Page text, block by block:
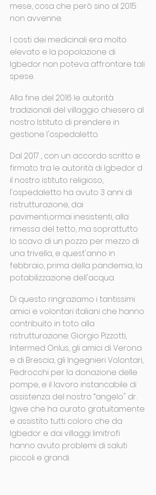
mese, cosa che però sino al 2015
non avvenne.
I costi dei medicinali era molto
elevato e la popolazione di
Igbedor non poteva affrontare tali
spese.
Alla fine del 2016 le autorità
tradizionali del villaggio chiesero al
nostro Istituto di prendere in
gestione l'ospedaletto.
Dal 2017 , con un accordo scritto e
firmato tra le autorità di Igbedor d
il nostro istituto religioso,
l'ospedaletto ha avuto 3 anni di
ristrutturazione, dai
pavimenti,ormai inesistenti, alla
rimessa del tetto, ma soprattutto
lo scavo di un pozzo per mezzo di
una trivella, e quest'anno in
febbraio, prima della pandemia, la
potabilizzazione dell'acqua.
Di questo ringraziamo i tantissimi
amici e volontari italiani che hanno
contribuito in toto alla
ristrutturazione: Giorgio Pizzotti,
Intermed Onlus, gli amici di Verona
e di Brescia, gli Ingegnieri Volontari,
Pedrocchi per la donazione delle
pompe, e il lavoro instancabile di
assistenza del nostro “angelo" dr.
Igwe che ha curato gratuitamente
e assistito tutti coloro che da
Igbedor e dai villaggi limitrofi
hanno avuto problemi di saluti
piccoli e grandi.